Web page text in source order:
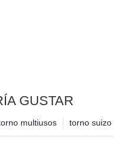
GUSTAR
torno suizo
multiusos